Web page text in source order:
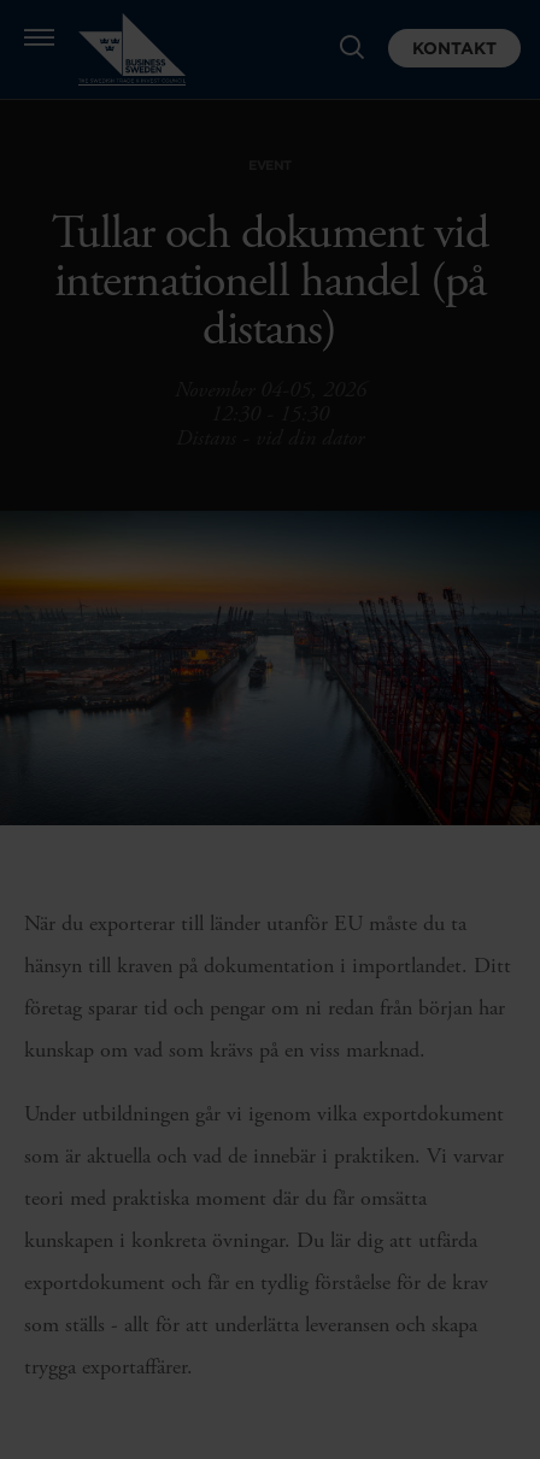
KONTAKT
Tullar och dokument vid
internationell handel (på
distans)
När du exporterar till länder utanför EU måste du ta
hänsyn till kraven på dokumentation i importlandet. Ditt
företag sparar tid och pengar om ni redan från början har
kunskap om vad som krävs på en viss marknad.
Under utbildningen går vi igenom vilka exportdokument
som är aktuella och vad de innebär i praktiken. Vi varvar
teori med praktiska moment där du får omsätta
kunskapen i konkreta övningar. Du lär dig att utfärda
exportdokument och får en tydlig förståelse för de krav
som ställs - allt för att underlätta leveransen och skapa
trygga exportaffärer.